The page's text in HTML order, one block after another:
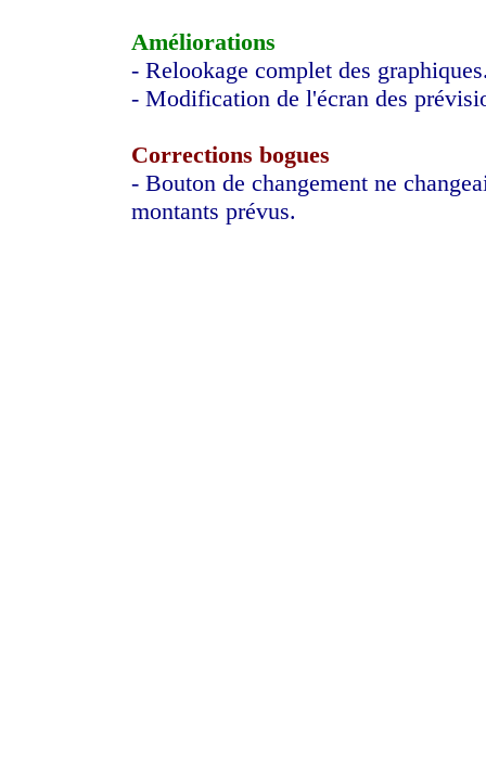
Améliorations
- Relookage complet des
- Modification de l'écran des
Corrections bogues
- Bouton de changement ne
montants prévus.